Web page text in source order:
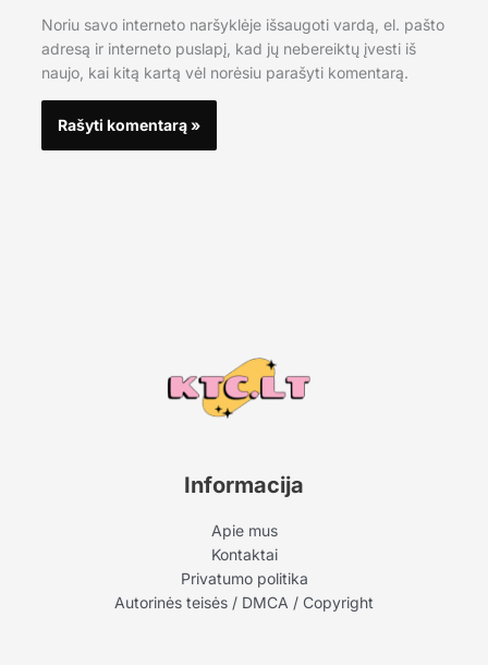
Noriu savo interneto naršyklėje išsaugoti vardą, el. pašto
adresą ir interneto puslapį, kad jų nebereiktų įvesti iš
naujo, kai kitą kartą vėl norėsiu parašyti komentarą.
Informacija
Apie mus
Kontaktai
Privatumo politika
Autorinės teisės / DMCA / Copyright